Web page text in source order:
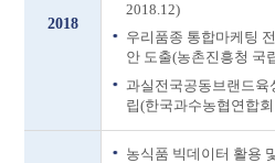
2018
2018.12)
우리품종 통합마케팅
안 도출(농촌진흥청 국
과실전국공동브랜드육
립(한국과수농협연합
농식품 빅데이터 활용